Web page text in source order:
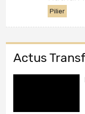
Pilier
Actus